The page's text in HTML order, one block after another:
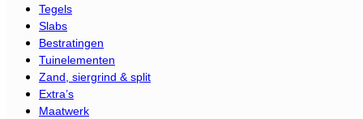
Tegels
Slabs
Bestratingen
Tuinelementen
Zand, siergrind & split
Extra’s
Maatwerk